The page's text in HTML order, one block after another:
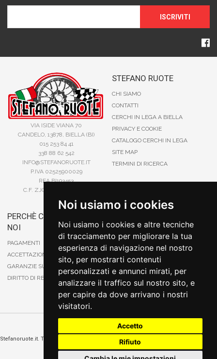
Noi usiamo i cookies
Noi usiamo i cookies e altre tecniche
di tracciamento per migliorare la tua
esperienza di navigazione nel nostro
sito, per mostrarti contenuti
personalizzati e annunci mirati, per
analizzare il traffico sul nostro sito, e
per capire da dove arrivano i nostri
visitatori.
Accetto
Rifiuto
ISCRIVITI
VIA ISIDE VIANA 70
CANDELO, 13878, BIELLA (BI)
015 253 84 41
338 88 62 542
INFO@STEFANORUOTE.IT
P.IVA 02525900029
REA BI193453
C.F. ZJOSFN73H14A859X
STEFANO RUOTE
CHI SIAMO
CONTATTI
CERCHI IN LEGA A BIELLA
PRIVACY E COOKIE
CATALOGO CERCHI IN LEGA
SITE MAP
TERMINI DI RICERCA
PERCHÈ COMPRARE DA
NOI
PAGAMENTI
ACCETTAZIONE DEGLI ORDINI
GARANZIE SUI PRODOTTI
DIRITTO DI RECESSO
CARTA DI CREDITO
PAYPAL
CONTRASSEGNO
POSTEPAY
Stefanoruote.it. Tutti i diritti riservati. E' vietata la riproduzione anche parziali. Prezzi e
promozioni validi salvo errori o omissioni